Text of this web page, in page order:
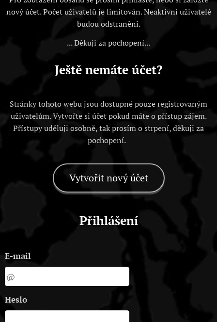
nový účet. Počet uživatelů je limitován. Neaktivní uživatelé
budou odstraněni.
... Děkuji za pochopení...
Ještě nemáte účet?
Stránky tohoto webu jsou dostupné pouze registrovaným
uživatelům. Vytvořte si účet pokud máte o přístup zájem.
Přístupy uděluji osobně, tak prosím o strpení, děkuji za
pochopení.
Vytvořit nový účet
Přihlášení
E-mail
Heslo